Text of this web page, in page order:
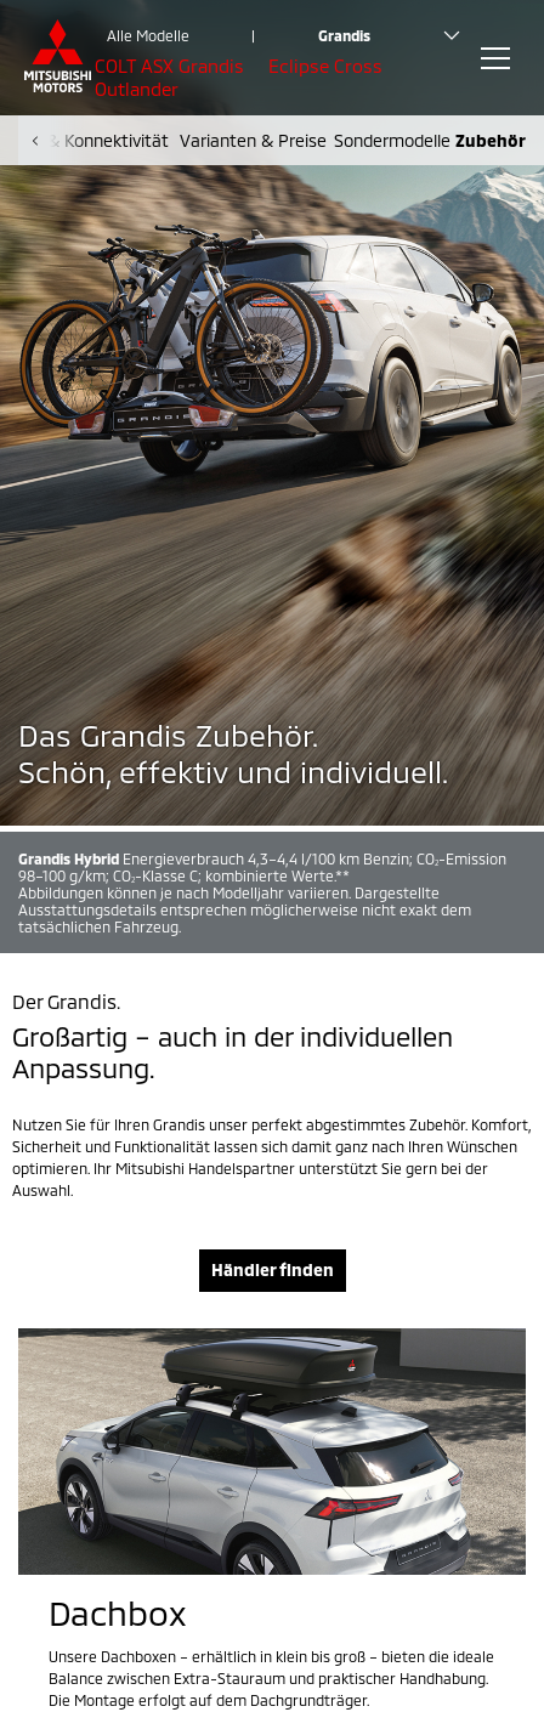
Alle Modelle | Grandis
COLT ASX Grandis
Eclipse Cross
Outlander
Das Grandis Zubehör.
Schön, effektiv und individuell.
Grandis Hybrid Energieverbrauch 4,3–4,4 l/100 km Benzin; CO2-Emission
98–100 g/km; CO2-Klasse C; kombinierte Werte.**
Abbildungen können je nach Modelljahr variieren. Dargestellte
Ausstattungsdetails entsprechen möglicherweise nicht exakt dem
tatsächlichen Fahrzeug.
& Konnektivität Varianten & Preise Sondermodelle Zubehör
Der Grandis.
Großartig – auch in der individuellen
Anpassung.
Nutzen Sie für Ihren Grandis unser perfekt abgestimmtes Zubehör. Komfort,
Sicherheit und Funktionalität lassen sich damit ganz nach Ihren Wünschen
optimieren. Ihr Mitsubishi Handelspartner unterstützt Sie gern bei der
Auswahl.
Händler finden
Dachbox
Unsere Dachboxen – erhältlich in klein bis groß – bieten die ideale
Balance zwischen Extra-Stauraum und praktischer Handhabung.
Die Montage erfolgt auf dem Dachgrundträger.